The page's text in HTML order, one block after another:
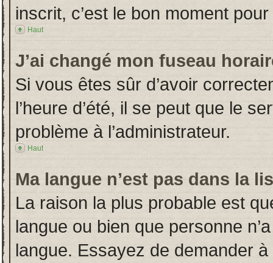
inscrit, c’est le bon moment
Haut
J’ai changé mon fuseau
Si vous êtes sûr d’avoir
l’heure d’été, il se peut que le
problème à l’administrateur.
Haut
Ma langue n’est pas dans la
La raison la plus probable est
langue ou bien que personne
langue. Essayez de demander à